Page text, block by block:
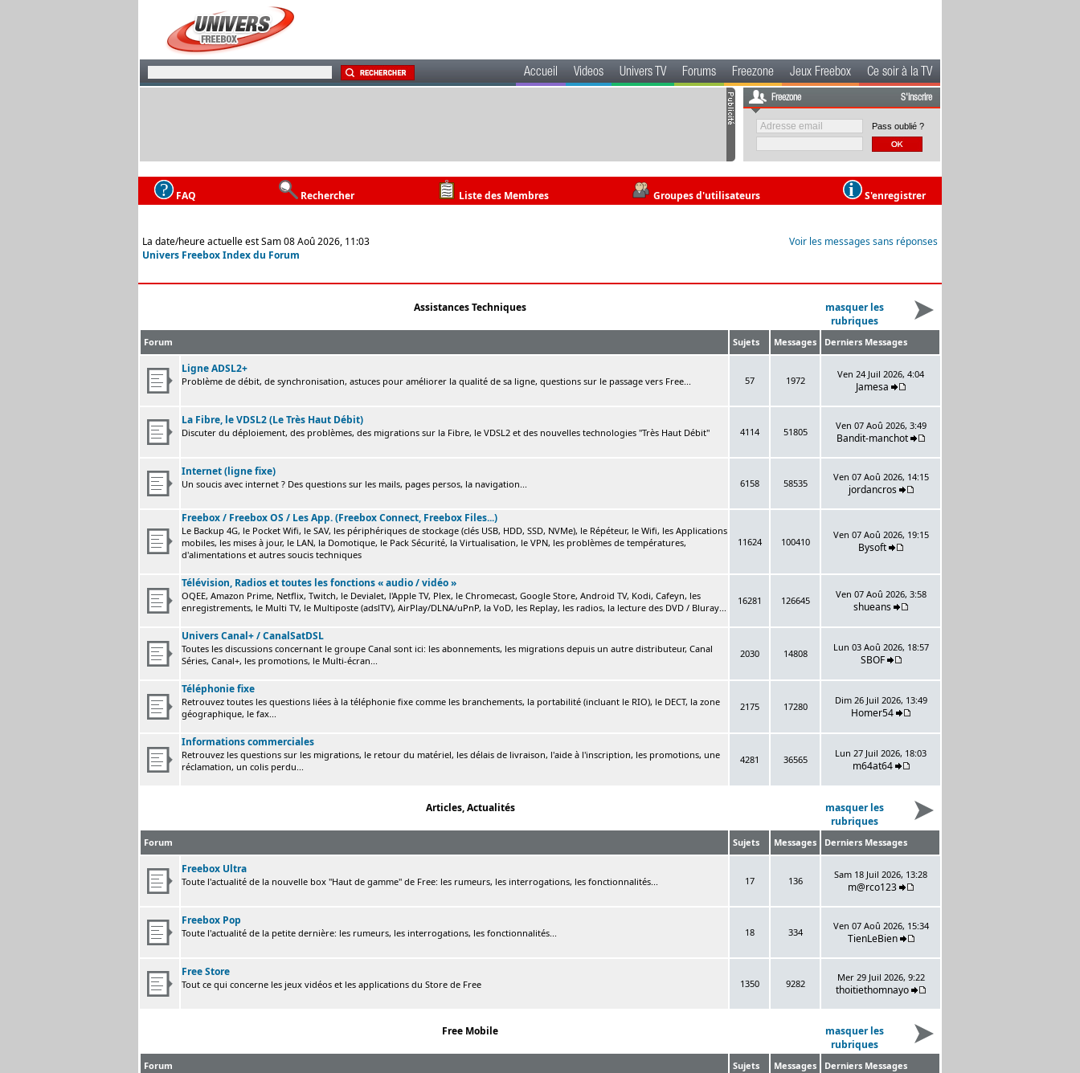
Accueil Videos Univers TV Forums Freezone Jeux Freebox Ce soir à la TV
Freezone S'inscrire
Pass oublié ?
FAQ Rechercher Liste des Membres Groupes d'utilisateurs S'enregistrer
La date/heure actuelle est Sam 08 Aoû 2026, 11:03
Univers Freebox Index du Forum
Voir les messages sans réponses
Assistances Techniques
masquer les
rubriques
Forum Sujets Messages Derniers Messages
Ligne ADSL2+
Problème de débit, de synchronisation, astuces pour améliorer la qualité de sa ligne, questions sur le passage vers Free... 57 1972
Ven 24 Juil 2026, 4:04
Jamesa
La Fibre, le VDSL2 (Le Très Haut Débit)
Discuter du déploiement, des problèmes, des migrations sur la Fibre, le VDSL2 et des nouvelles technologies "Très Haut Débit" 4114 51805
Ven 07 Aoû 2026, 3:49
Bandit-manchot
Internet (ligne fixe)
Un soucis avec internet ? Des questions sur les mails, pages persos, la navigation... 6158 58535
Ven 07 Aoû 2026, 14:15
jordancros
Freebox / Freebox OS / Les App. (Freebox Connect, Freebox Files...)
Le Backup 4G, le Pocket Wifi, le SAV, les périphériques de stockage (clés USB, HDD, SSD, NVMe), le Répéteur, le Wifi, les Applications
mobiles, les mises à jour, le LAN, la Domotique, le Pack Sécurité, la Virtualisation, le VPN, les problèmes de températures,
d'alimentations et autres soucis techniques
11624 100410
Ven 07 Aoû 2026, 19:15
Bysoft
Télévision, Radios et toutes les fonctions « audio / vidéo »
OQEE, Amazon Prime, Netflix, Twitch, le Devialet, l'Apple TV, Plex, le Chromecast, Google Store, Android TV, Kodi, Cafeyn, les
enregistrements, le Multi TV, le Multiposte (adslTV), AirPlay/DLNA/uPnP, la VoD, les Replay, les radios, la lecture des DVD / Bluray...
16281 126645
Ven 07 Aoû 2026, 3:58
shueans
Univers Canal+ / CanalSatDSL
Toutes les discussions concernant le groupe Canal sont ici: les abonnements, les migrations depuis un autre distributeur, Canal
Séries, Canal+, les promotions, le Multi-écran...
2030 14808
Lun 03 Aoû 2026, 18:57
SBOF
Téléphonie fixe
Retrouvez toutes les questions liées à la téléphonie fixe comme les branchements, la portabilité (incluant le RIO), le DECT, la zone
géographique, le fax...
2175 17280
Dim 26 Juil 2026, 13:49
Homer54
Informations commerciales
Retrouvez les questions sur les migrations, le retour du matériel, les délais de livraison, l'aide à l'inscription, les promotions, une
réclamation, un colis perdu...
4281 36565
Lun 27 Juil 2026, 18:03
m64at64
Articles, Actualités
masquer les
rubriques
Forum Sujets Messages Derniers Messages
Freebox Ultra
Toute l'actualité de la nouvelle box "Haut de gamme" de Free: les rumeurs, les interrogations, les fonctionnalités... 17 136
Sam 18 Juil 2026, 13:28
m@rco123
Freebox Pop
Toute l'actualité de la petite dernière: les rumeurs, les interrogations, les fonctionnalités... 18 334
Ven 07 Aoû 2026, 15:34
TienLeBien
Free Store
Tout ce qui concerne les jeux vidéos et les applications du Store de Free 1350 9282
Mer 29 Juil 2026, 9:22
thoitiethomnayo
Free Mobile
masquer les
rubriques
Forum Sujets Messages Derniers Messages